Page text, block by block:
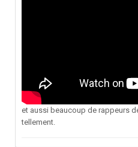
et aussi beaucoup de rappeurs
tellement.